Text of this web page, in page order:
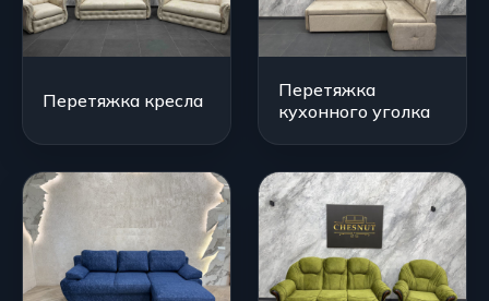
Перетяжка кресла
Перетяжка
кухонного уголка